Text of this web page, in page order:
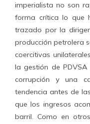
imperialista no son
forma crítica lo que
trazado por la
producción petrolera
coercitivas
la gestión de
corrupción y una
tendencia antes de
que los ingresos
barril. Como en